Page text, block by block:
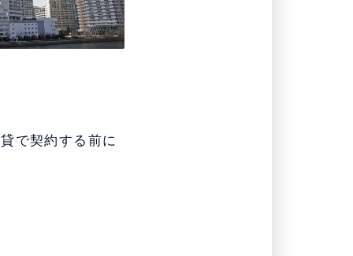
で契約する前に